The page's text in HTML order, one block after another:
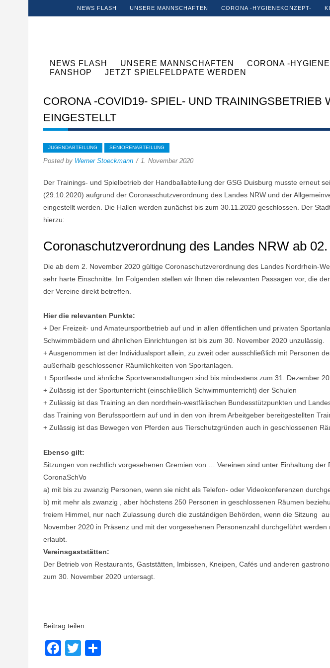
NEWS FLASH UNSERE MANNSCHAFTEN CORONA -HYGIENEKONZEPT-
NEWS FLASH UNSERE MANNSCHAFTEN CORONA -
FANSHOP
JETZT SPIELFELDPATE WERDEN
CORONA -COVID19- SPIEL- UND TRAININGSBETRIEB
EINGESTELLT
JUGENDABTEILUNG SENIORENABTEILUNG
Posted by Werner Stoeckmann 1. November 2020
Der Trainings- und Spielbetrieb der Handballabteilung der GSG Duisburg musste erneut
(29.10.2020) aufgrund der Coronaschutzverordnung des Landes NRW und der
eingestellt werden. Die Hallen werden zunächst bis zum 30.11.2020 geschlossen. Der
hierzu:
Coronaschutzverordnung des Landes NRW ab
Die ab dem 2. November 2020 gültige Coronaschutzverordnung des Landes Nordrhein-
sehr harte Einschnitte. Im Folgenden stellen wir Ihnen die relevanten Passagen vor, die
der Vereine direkt betreffen.
Hier die relevanten Punkte:
+ Der Freizeit- und Amateursportbetrieb auf und in allen öffentlichen und privaten
Schwimmbädern und ähnlichen Einrichtungen ist bis zum 30. November 2020 unzulässig.
+ Ausgenommen ist der Individualsport allein, zu zweit oder ausschließlich mit Personen
außerhalb geschlossener Räumlichkeiten von Sportanlagen.
+ Sportfeste und ähnliche Sportveranstaltungen sind bis mindestens zum 31. Dezember
+ Zulässig ist der Sportunterricht (einschließlich Schwimmunterricht) der Schulen
+ Zulässig ist das Training an den nordrhein-westfälischen Bundesstützpunkten und
das Training von Berufssportlern auf und in den von ihrem Arbeitgeber bereitgestellten
+ Zulässig ist das Bewegen von Pferden aus Tierschutzgründen auch in geschlossenen
Ebenso gilt:
Sitzungen von rechtlich vorgesehenen Gremien von … Vereinen sind unter Einhaltung der
CoronaSchVo
a) mit bis zu zwanzig Personen, wenn sie nicht als Telefon- oder Videokonferenzen
b) mit mehr als zwanzig , aber höchstens 250 Personen in geschlossenen Räumen
freiem Himmel, nur nach Zulassung durch die zuständigen Behörden, wenn die Sitzung
November 2020 in Präsenz und mit der vorgesehenen Personenzahl durchgeführt werden
erlaubt.
Vereinsgaststätten:
Der Betrieb von Restaurants, Gaststätten, Imbissen, Kneipen, Cafés und anderen
zum 30. November 2020 untersagt.
Beitrag teilen:
Facebook
Twitter